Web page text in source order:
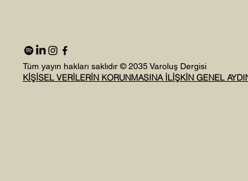
Tüm yayın hakları saklıdır © 2035 Varoluş Dergisi
KİŞİSEL VERİLERİN KORUNMASINA İLİŞKİN GENEL